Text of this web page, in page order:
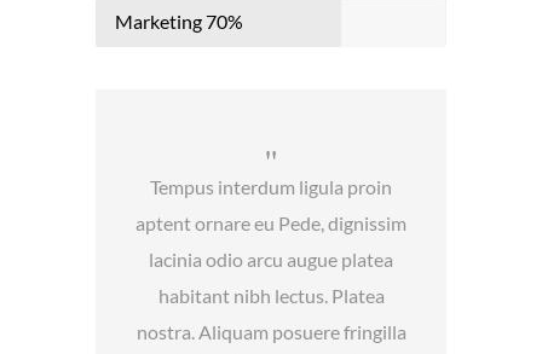
Marketing70%
Tempus interdum ligula proin
aptent ornare eu Pede, dignissim
lacinia odio arcu augue platea
habitant nibh lectus. Platea
nostra. Aliquam posuere fringilla